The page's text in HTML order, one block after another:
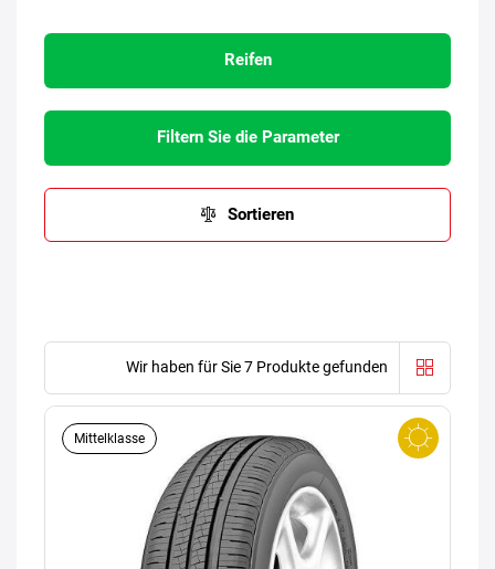
Reifen
Filtern Sie die Parameter
Sortieren
Wir haben für Sie 7 Produkte gefunden
Mittelklasse